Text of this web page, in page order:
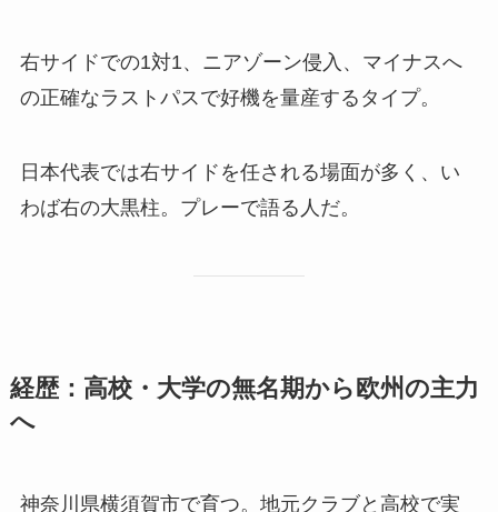
右サイドでの1対1、ニアゾーン侵入、マイナスへ
の正確なラストパスで好機を量産するタイプ。
日本代表では右サイドを任される場面が多く、い
わば右の大黒柱。プレーで語る人だ。
経歴：高校・大学の無名期から欧州の主力
へ
神奈川県横須賀市で育つ。地元クラブと高校で実